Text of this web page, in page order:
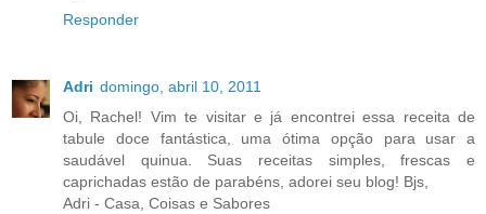
Responder
Adri domingo, abril 10, 2011
Oi, Rachel! Vim te visitar e já encontrei essa receita de
tabule doce fantástica, uma ótima opção para usar a
saudável quinua. Suas receitas simples, frescas e
caprichadas estão de parabéns, adorei seu blog! Bjs,
Adri - Casa, Coisas e Sabores